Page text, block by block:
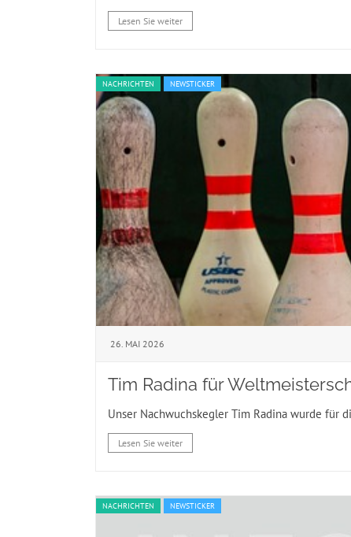
Lesen Sie weiter
NACHRICHTEN NEWSTICKER
26. MAI 2026
Tim Radina für
Unser Nachwuchskegler Tim Radina wurde für
Lesen Sie weiter
NACHRICHTEN NEWSTICKER